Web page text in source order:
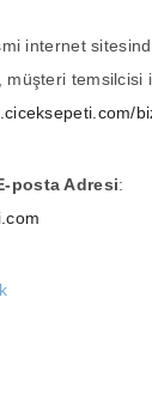
internet
temsilcisi
posta Adresi: